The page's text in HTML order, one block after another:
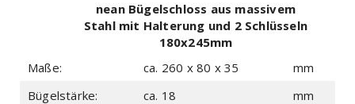
nean Bügelschloss aus massivem
Stahl mit Halterung und 2 Schlüsseln
180x245mm
Maße:
ca. 260 x 80 x 35
mm
Bügelstärke:
ca. 18
mm